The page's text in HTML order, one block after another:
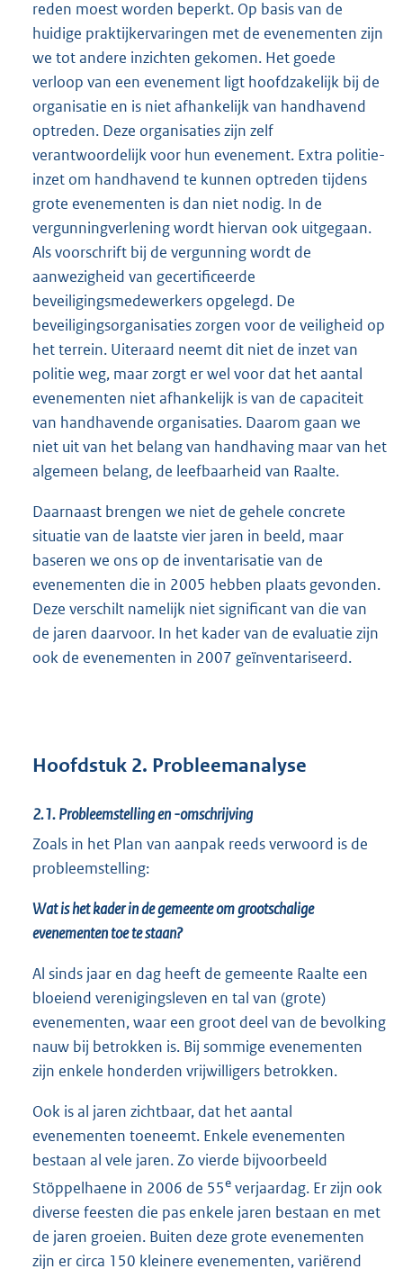
reden moest worden beperkt. Op basis van de
huidige praktijkervaringen met de evenementen zijn
we tot andere inzichten gekomen. Het goede
verloop van een evenement ligt hoofdzakelijk bij de
organisatie en is niet afhankelijk van handhavend
optreden. Deze organisaties zijn zelf
verantwoordelijk voor hun evenement. Extra politie-
inzet om handhavend te kunnen optreden tijdens
grote evenementen is dan niet nodig. In de
vergunningverlening wordt hiervan ook uitgegaan.
Als voorschrift bij de vergunning wordt de
aanwezigheid van gecertificeerde
beveiligingsmedewerkers opgelegd. De
beveiligingsorganisaties zorgen voor de veiligheid op
het terrein. Uiteraard neemt dit niet de inzet van
politie weg, maar zorgt er wel voor dat het aantal
evenementen niet afhankelijk is van de capaciteit
van handhavende organisaties. Daarom gaan we
niet uit van het belang van handhaving maar van het
algemeen belang, de leefbaarheid van Raalte.
Daarnaast brengen we niet de gehele concrete
situatie van de laatste vier jaren in beeld, maar
baseren we ons op de inventarisatie van de
evenementen die in 2005 hebben plaats gevonden.
Deze verschilt namelijk niet significant van die van
de jaren daarvoor. In het kader van de evaluatie zijn
ook de evenementen in 2007 geïnventariseerd.
Hoofdstuk 2. Probleemanalyse
2.1.Probleemstelling en -omschrijving
Zoals in het Plan van aanpak reeds verwoord is de
probleemstelling:
Wat is het kader in de gemeente omgrootschalige
evenementen toe te staan?
Al sinds jaar en dag heeft de gemeente Raalte een
bloeiend verenigingsleven en tal van (grote)
evenementen, waar een groot deel van de bevolking
nauw bij betrokken is. Bij sommige evenementen
zijn enkele honderden vrijwilligers betrokken.
Ook is al jaren zichtbaar, dat het aantal
evenementen toeneemt. Enkele evenementen
bestaan al vele jaren. Zo vierde bijvoorbeeld
Stöppelhaene in 2006 de 55e verjaardag. Er zijn ook
diverse feesten die pas enkele jaren bestaan en met
de jaren groeien. Buiten deze grote evenementen
zijn er circa 150 kleinere evenementen, variërend